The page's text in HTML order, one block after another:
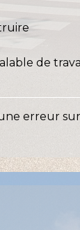
de
erreur